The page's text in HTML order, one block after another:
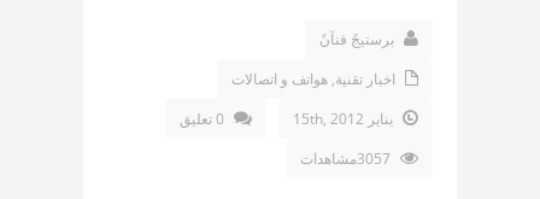
برستيجً فنآنً
اخبار تقنية, هواتف و اتصالات
يناير 15th, 2012
0 تعليق